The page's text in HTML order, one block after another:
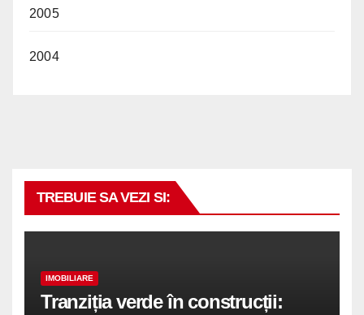
2005
2004
TREBUIE SA VEZI SI:
IMOBILIARE
Tranziția verde în construcții: